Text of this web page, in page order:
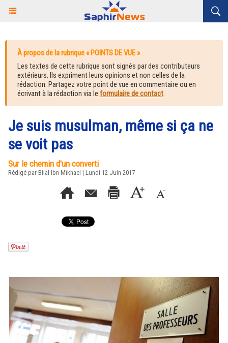
À propos de la rubrique « POINTS DE VUE »
Les textes de cette rubrique sont signés par des contributeurs
extérieurs. Ils expriment leurs opinions et non celles de la
rédaction. Partagez votre point de vue en commentaire ou en
écrivant à la rédaction via le formulaire de contact.
Je suis musulman, même si ça ne
se voit pas
Sur le chemin d'un converti
Rédigé par Bilal Ibn Mîkhael | Lundi 12 Juin 2017